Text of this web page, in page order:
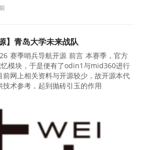
】青岛大学未来战队
赛季哨兵导航开源 前言 本赛季，官方
模块，于是便有了odin1与mid360进行
网上相关资料与开源较少，故开源本代
术参考，起到抛砖引玉的作用